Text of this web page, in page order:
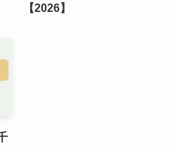
【2026】